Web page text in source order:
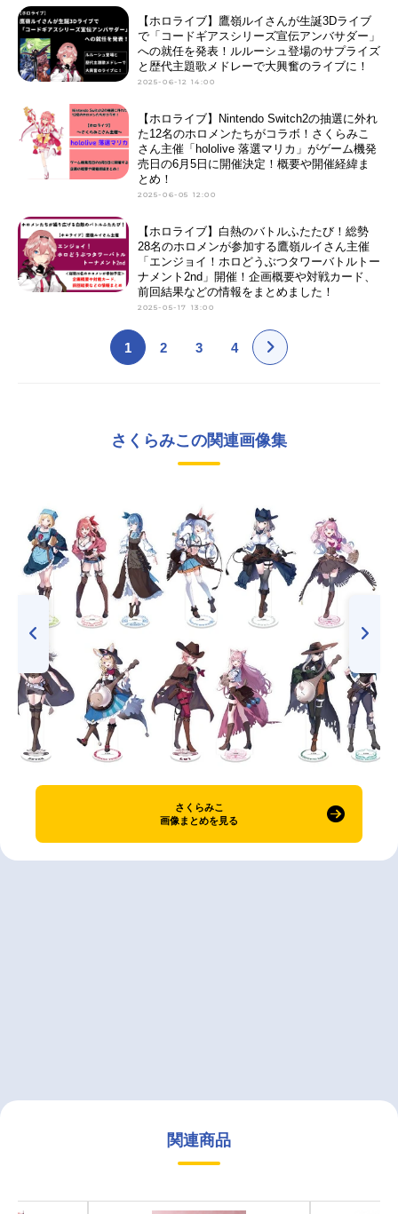
【ホロライブ】鷹嶺ルイさんが生誕3Dライブ
で「コードギアスシリーズ宣伝アンバサダー」
への就任を発表！ルルーシュ登場のサプライズ
と歴代主題歌メドレーで大興奮のライブに！
2025-06-12 14:00
【ホロライブ】Nintendo Switch2の抽選に外れ
た12名のホロメンたちがコラボ！さくらみこ
さん主催「hololive 落選マリカ」がゲーム機発
売日の6月5日に開催決定！概要や開催経緯ま
とめ！
2025-06-05 12:00
【ホロライブ】白熱のバトルふたたび！総勢
28名のホロメンが参加する鷹嶺ルイさん主催
「エンジョイ！ホロどうぶつタワーバトルトー
ナメント2nd」開催！企画概要や対戦カード、
前回結果などの情報をまとめました！
2025-05-17 13:00
1 2 3 4
さくらみこの関連画像集
さくらみこ
画像まとめを見る
関連商品